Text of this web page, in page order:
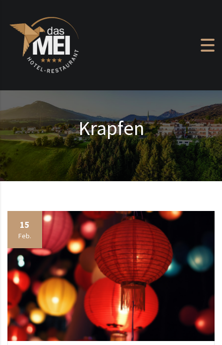
Krapfen
15
Feb.